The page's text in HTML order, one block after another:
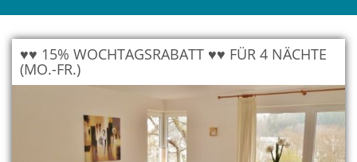
♥♥ 15% WOCHTAGSRABATT ♥♥ FÜR 4 NÄCHTE
(MO.-FR.)